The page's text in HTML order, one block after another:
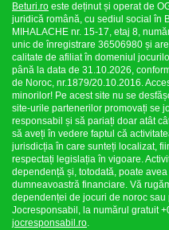
Beturi.ro este deținut și operat de
juridică română, cu sediul social în
MIHALACHE nr. 15-17, etaj 8,
unic de înregistrare 36506980 și
calitate de afiliat în domeniul
până la data de 31.10.2026,
de Noroc, nr.1879/20.10.2016.
minorilor! Pe acest site nu se
site-urile partenerilor promovați se
responsabil și să pariați doar atât
să aveți în vedere faptul că
jurisdicția în care sunteți localizat,
respectați legislația în vigoare.
dependență și, totodată, poate
dumneavoastră financiare. Vă
dependenței de jocuri de noroc sau
Jocresponsabil, la numărul gratuit
jocresponsabil.ro.